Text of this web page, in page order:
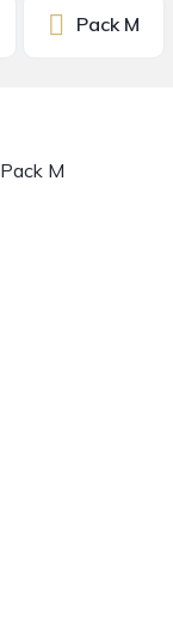
Pack M
Pack M